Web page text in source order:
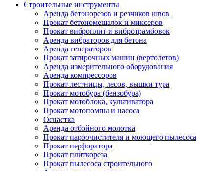
Строительные инструменты
Аренда бетонорезов и резчиков швов
Прокат бетономешалок и миксеров
Прокат виброплит и вибротрамбовок
Аренда вибраторов для бетона
Аренда генераторов
Прокат затирочных машин (вертолетов)
Аренда измерительного оборудования
Аренда компрессоров
Прокат лестницы, лесов, вышки тура
Прокат мотобура (бензобура)
Прокат мотоблока, культиватора
Прокат мотопомпы и насоса
Оснастка
Аренда отбойного молотка
Прокат пароочистителя и моющего пылесоса
Прокат перфоратора
Прокат плиткореза
Прокат пылесоса строительного